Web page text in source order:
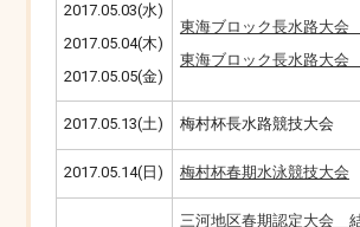
2017.05.03(水)
2017.05.04(木)
2017.05.05(金)
東海ブロック長水路大
東海ブロック長水路大
2017.05.13(土) 梅村杯長水路競技大会
2017.05.14(日) 梅村杯春期水泳競技大会
三河地区春期認定大会